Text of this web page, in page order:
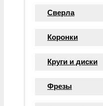
Сверла
Коронки
Круги и диски
Фрезы